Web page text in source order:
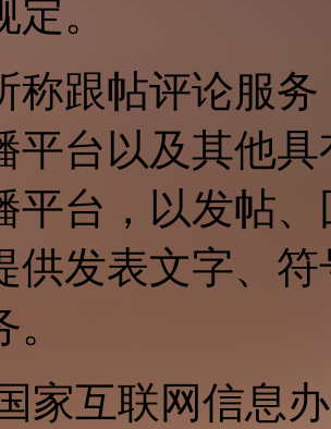
。
称跟帖评论服
平台以及其他
平台，以发帖
供发表文字、
家互联网信息